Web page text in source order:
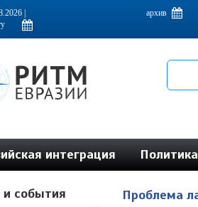
актуальным проблемам интеграции
| архив
интеграция Политика
Проблема
и события